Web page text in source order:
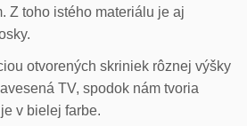
Z toho istého materiálu je aj
otvorených skriniek rôznej výšky
TV, spodok nám tvoria
v bielej farbe.